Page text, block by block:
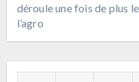
déroule une fois de plus
l’agro